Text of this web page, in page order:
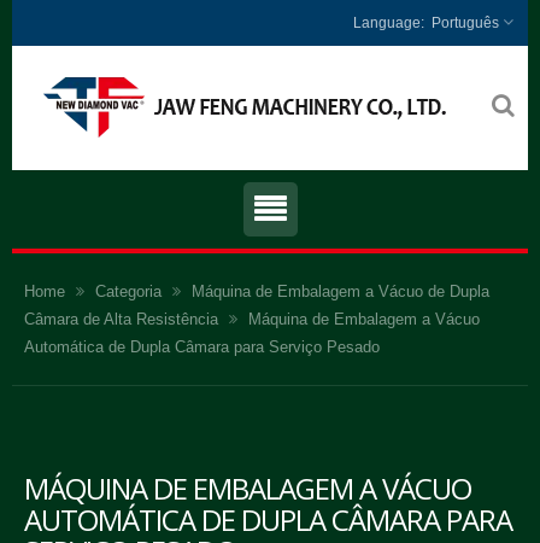
Português
Home Categoria
Máquina de Embalagem a Vácuo de Dupla
Câmara de Alta Resistência
Máquina de Embalagem a Vácuo
Automática de Dupla Câmara para Serviço Pesado
MÁQUINA DE EMBALAGEM A VÁCUO
AUTOMÁTICA DE DUPLA CÂMARA PARA